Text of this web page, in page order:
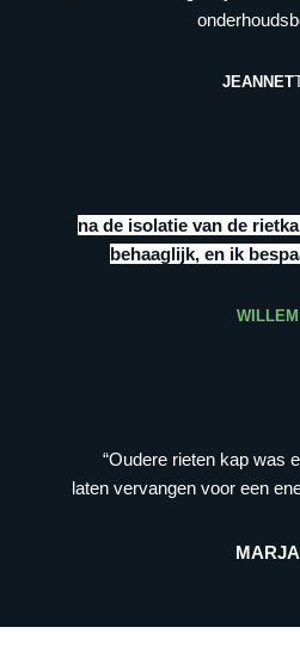
JEANNET
na de isolatie van de
behaaglijk, en ik
WILLEM
“Oudere rieten kap was
laten vervangen voor een
MARJA